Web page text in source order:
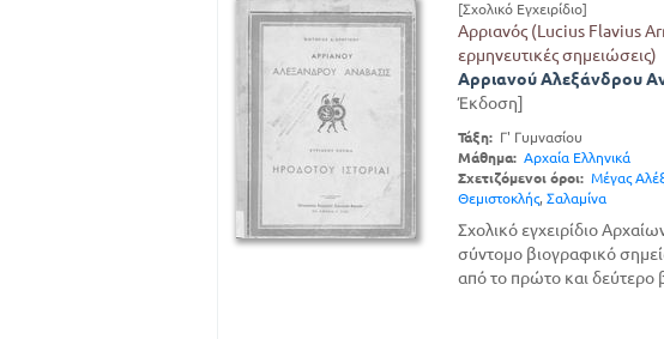
[Σχολικό Εγχειρίδιο]
Αρριανός (Lucius Flavius
ερμηνευτικές σημειώσεις)
Αρριανού Αλεξάνδρου
Έκδοση]
Τάξη:Γ' Γυμνασίου
Μάθημα: Αρχαία Ελληνικά
Σχετιζόμενοι όροι: Μέγας
Θεμιστοκλής, Σαλαμίνα
Σχολικό εγχειρίδιο
σύντομο βιογραφικό
από το πρώτο και δεύτερο